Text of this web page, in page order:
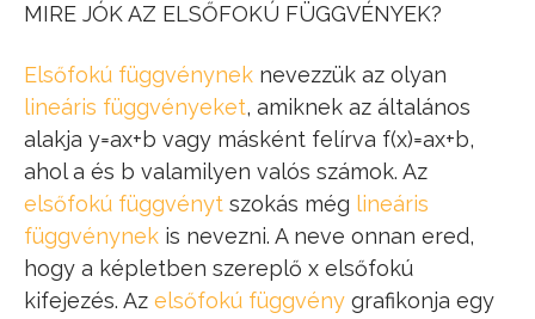
MIRE JÓK AZ ELSŐFOKÚ FÜGGVÉNYEK?
Elsőfokú függvénynek nevezzük az olyan
lineáris függvényeket, amiknek az általános
alakja y=ax+b vagy másként felírva f(x)=ax+b,
ahol a és b valamilyen valós számok. Az
elsőfokú függvényt szokás még lineáris
függvénynek is nevezni. A neve onnan ered,
hogy a képletben szereplő x elsőfokú
kifejezés. Az elsőfokú függvény grafikonja egy